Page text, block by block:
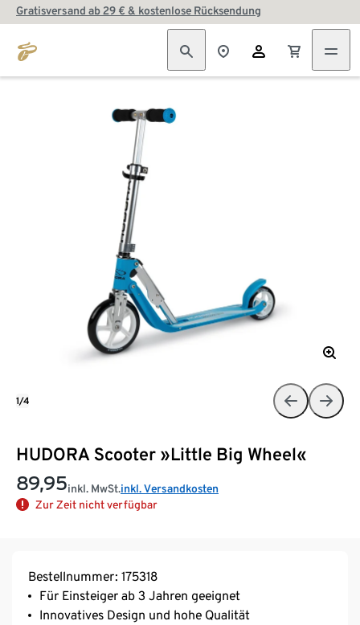
Gratisversand ab 29 € & kostenlose Rücksendung
HUDORA Scooter »Little Big Wheel«
89,95inkl. MwSt.inkl. Versandkosten
Zur Zeit nicht verfügbar
1/4
Bestellnummer: 175318
Für Einsteiger ab 3 Jahren geeignet
Innovatives Design und hohe Qualität